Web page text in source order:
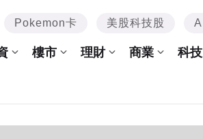
Pokemon卡 美股科技股 AI
樓市 理財 商業 科技